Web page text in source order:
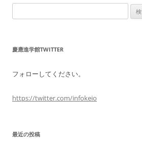
索:
慶應進学館TWITTER
フォローしてください。
https://twitter.com/infokeio
最近の投稿